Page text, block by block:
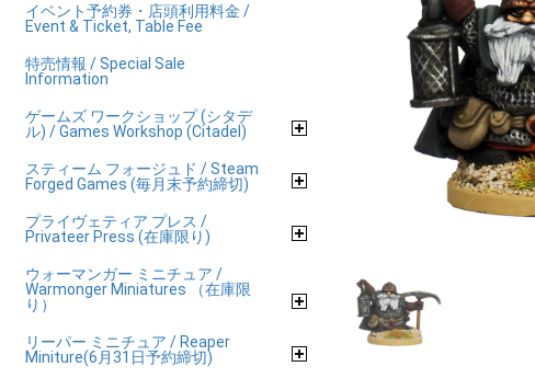
イベント予約券・店頭利用料金 /
Event & Ticket, Table Fee
特売情報 / Special Sale
Information
ゲームズ ワークショップ (シタデ
ル) / Games Workshop (Citadel)
スティーム フォージュド / Steam
Forged Games (毎月末予約締切)
プライヴェティア プレス /
Privateer Press (在庫限り)
ウォーマンガー ミニチュア /
Warmonger Miniatures （在庫限
り）
リーパー ミニチュア / Reaper
Miniture(6月31日予約締切)